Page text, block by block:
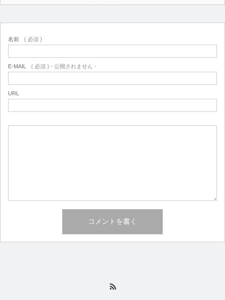
名前 ( 必須 )
E-MAIL ( 必須 ) - 公開されません -
URL